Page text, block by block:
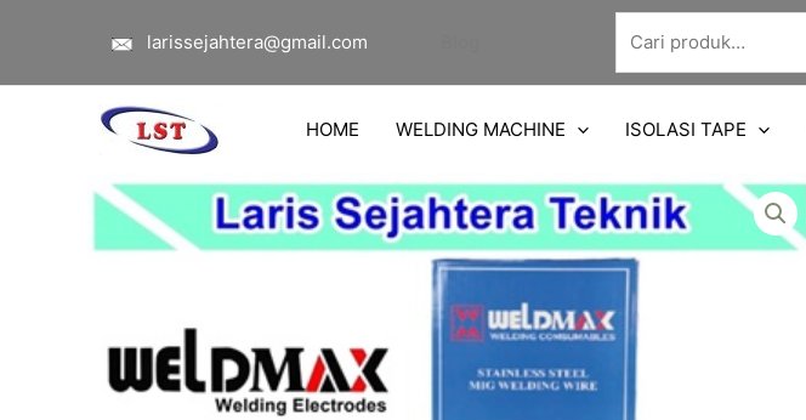
larissejahtera@gmail.com
Pencarian
untuk:
HOME WELDING MACHINE ISOLASI TAPE